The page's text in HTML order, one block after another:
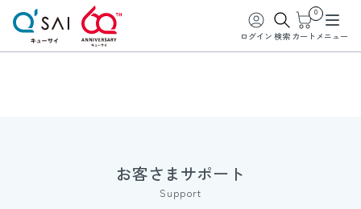
ログイン 検索
0
カート メニュー
お客さまサポート
Support